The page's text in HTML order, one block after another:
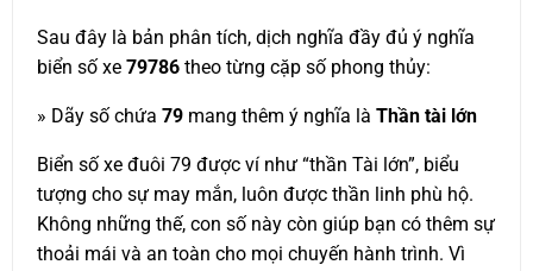
Sau đây là bản phân tích, dịch nghĩa đầy đủ ý nghĩa
biển số xe 79786 theo từng cặp số phong thủy:
» Dãy số chứa 79 mang thêm ý nghĩa là Thần tài lớn
Biển số xe đuôi 79 được ví như “thần Tài lớn”, biểu
tượng cho sự may mắn, luôn được thần linh phù hộ.
Không những thế, con số này còn giúp bạn có thêm sự
thoải mái và an toàn cho mọi chuyến hành trình. Vì